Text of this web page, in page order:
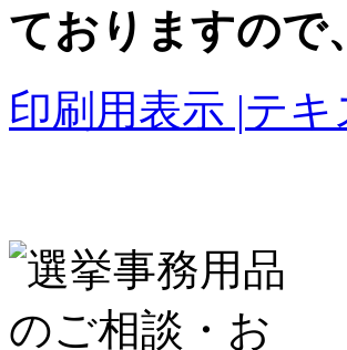
ておりますので
印刷用表示 |テ